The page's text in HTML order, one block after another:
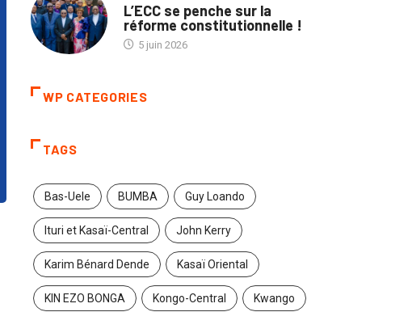
L’ECC se penche sur la
réforme constitutionnelle !
5 juin 2026
WP CATEGORIES
TAGS
Bas-Uele BUMBA Guy Loando
Ituri et Kasaï-Central John Kerry
Karim Bénard Dende Kasaï Oriental
KIN EZO BONGA Kongo-Central Kwango